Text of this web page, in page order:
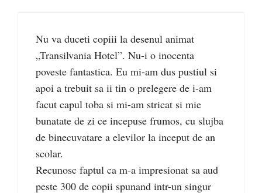
Nu va duceti copiii la desenul animat
„Transilvania Hotel”. Nu-i o inocenta
poveste fantastica. Eu mi-am dus pustiul si
apoi a trebuit sa ii tin o prelegere de i-am
facut capul toba si mi-am stricat si mie
bunatate de zi ce incepuse frumos, cu slujba
de binecuvatare a elevilor la inceput de an
scolar.
Recunosc faptul ca m-a impresionat sa aud
peste 300 de copii spunand intr-un singur